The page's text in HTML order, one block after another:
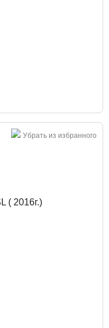
Убрать из избранного